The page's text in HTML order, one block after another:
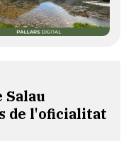
Salau
de l'oficialitat